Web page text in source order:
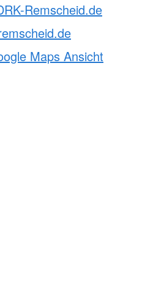
Remscheid.de
Maps Ansicht